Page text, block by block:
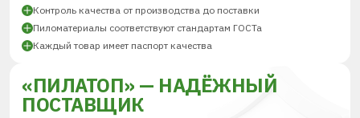
Контроль качества от производства до поставки
Пиломатериалы соответствуют стандартам ГОСТа
Каждый товар имеет паспорт качества
«ПИЛАТОП» — НАДЁЖНЫЙ
ПОСТАВЩИК